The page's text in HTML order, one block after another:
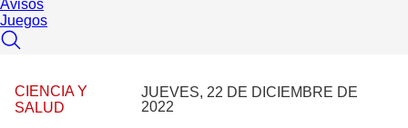
Avisos
Juegos
CIENCIA Y
SALUD
JUEVES, 22 DE DICIEMBRE DE
2022